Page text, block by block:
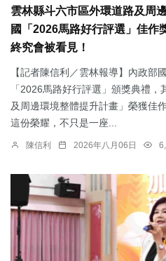
雲林縣斗六市區外環道路及周
國「2026馬路好行評選」佳作
終究會被看見！
【記者陳信利／雲林報導】內政部
「2026馬路好行評選」頒獎典禮
及周邊環境整體提升計畫」榮獲佳
這份榮耀，不只是一座...
陳信利 2026年八月06日